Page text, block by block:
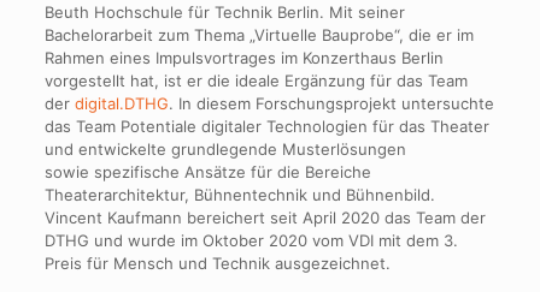
Beuth Hochschule für Technik Berlin. Mit seiner
Bachelorarbeit zum Thema „Virtuelle Bauprobe“, die er im
Rahmen eines Impulsvortrages im Konzerthaus Berlin
vorgestellt hat, ist er die ideale Ergänzung für das Team
der digital.DTHG. In diesem Forschungsprojekt untersuchte
das Team Potentiale digitaler Technologien für das Theater
und entwickelte grundlegende Musterlösungen
sowie spezifische Ansätze für die Bereiche
Theaterarchitektur, Bühnentechnik und Bühnenbild.
Vincent Kaufmann bereichert seit April 2020 das Team der
DTHG und wurde im Oktober 2020 vom VDI mit dem 3.
Preis für Mensch und Technik ausgezeichnet.